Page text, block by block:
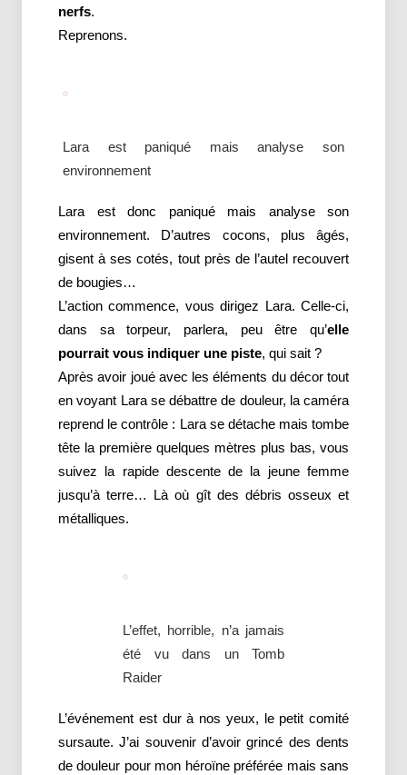
nerfs.
Reprenons.
Lara est paniqué mais analyse son
environnement
Lara est donc paniqué mais analyse son
environnement. D’autres cocons, plus âgés,
gisent à ses cotés, tout près de l’autel recouvert
de bougies…
L’action commence, vous dirigez Lara. Celle-ci,
dans sa torpeur, parlera, peu être qu’elle
pourrait vous indiquer une piste, qui sait ?
Après avoir joué avec les éléments du décor tout
en voyant Lara se débattre de douleur, la caméra
reprend le contrôle : Lara se détache mais tombe
tête la première quelques mètres plus bas, vous
suivez la rapide descente de la jeune femme
jusqu’à terre… Là où gît des débris osseux et
métalliques.
L’effet, horrible, n’a jamais
été vu dans un Tomb
Raider
L’événement est dur à nos yeux, le petit comité
sursaute. J’ai souvenir d’avoir grincé des dents
de douleur pour mon héroïne préférée mais sans